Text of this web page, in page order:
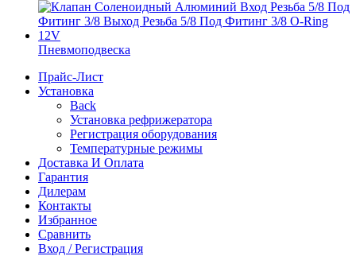
Пневмоподвеска
Прайс-Лист
Установка
Back
Установка рефрижератора
Регистрация оборудования
Температурные режимы
Доставка И Оплата
Гарантия
Дилерам
Контакты
Избранное
Сравнить
Вход / Регистрация